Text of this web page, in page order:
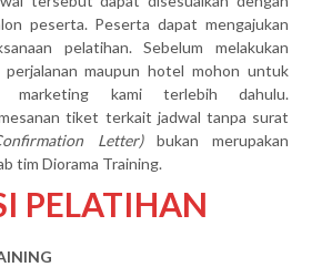
peserta. Peserta dapat mengajukan
pelatihan. Sebelum melakukan
maupun hotel mohon untuk
marketing kami terlebih dahulu.
tiket terkait jadwal tanpa surat
Letter)bukan merupakan
tim Diorama Training.
PELATIHAN